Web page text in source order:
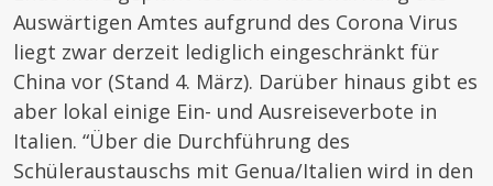
Auswärtigen Amtes aufgrund des Corona Virus
liegt zwar derzeit lediglich eingeschränkt für
China vor (Stand 4. März). Darüber hinaus gibt es
aber lokal einige Ein- und Ausreiseverbote in
Italien. “Über die Durchführung des
Schüleraustauschs mit Genua/Italien wird in den